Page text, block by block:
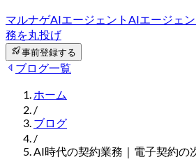
マルナゲAIエージェント AIエージェ
務を丸投げ
事前登録する
ブログ一覧
ホーム
/
ブログ
/
AI時代の契約業務｜電子契約の